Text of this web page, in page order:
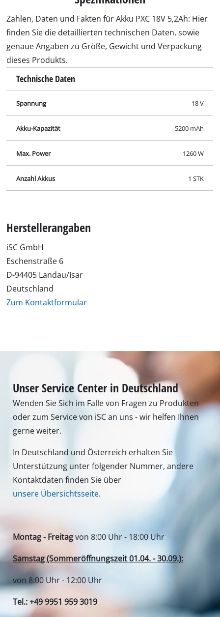
Zahlen, Daten und Fakten für Akku PXC 18V 5,2Ah: Hier
finden Sie die detaillierten technischen Daten, sowie
genaue Angaben zu Größe, Gewicht und Verpackung
dieses Produkts.
Technische Daten
Spannung 18 V
Akku-Kapazität 5200 mAh
Max. Power 1260 W
Anzahl Akkus 1 STK
Herstellerangaben
iSC GmbH
Eschenstraße 6
D-94405 Landau/Isar
Deutschland
Zum Kontaktformular
Unser Service Center in Deutschland
Wenden Sie Sich im Falle von Fragen zu Produkten
oder zum Service von iSC an uns - wir helfen Ihnen
gerne weiter.
In Deutschland und Österreich erhalten Sie
Unterstützung unter folgender Nummer, andere
Kontaktdaten finden Sie über
unsere Übersichtsseite.
Montag - Freitagvon 8:00 Uhr - 18:00 Uhr
Samstag (Sommeröffnungszeit 01.04. - 30.09.):
von 8:00 Uhr - 12:00 Uhr
Tel.: +49 9951 959 3019